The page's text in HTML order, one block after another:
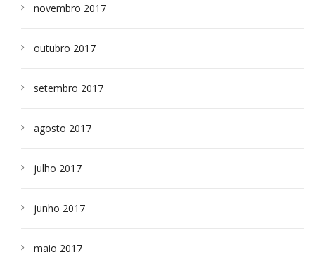
novembro 2017
outubro 2017
setembro 2017
agosto 2017
julho 2017
junho 2017
maio 2017